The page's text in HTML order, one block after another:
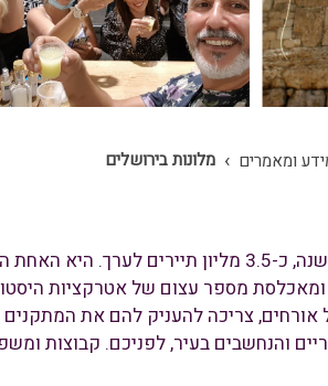
ומאמרים › מלונות בירושלים
ביותר בארץ ומגיעים אליה בכל שנה, כ-3.5 מליון
מספר עצום של אטרקציות
צריכה להעניק להם את המתקנים
והנחשבים בעיר, לפניכם. קבוצות